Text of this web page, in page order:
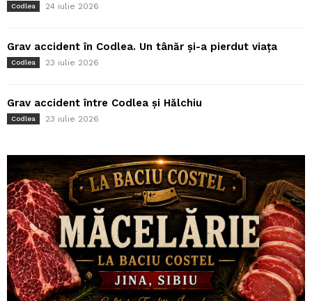
Codlea 24 iulie 2026
Grav accident în Codlea. Un tânăr și-a pierdut viața
Codlea 23 iulie 2026
Grav accident între Codlea și Hălchiu
Codlea 23 iulie 2026